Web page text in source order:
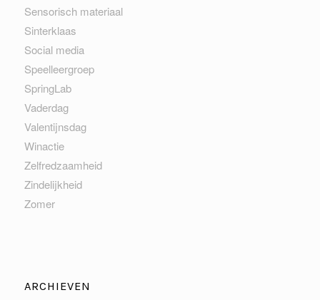
Sensorisch materiaal
Sinterklaas
Social media
Speelleergroep
SpringLab
Vaderdag
Valentijnsdag
Winactie
Zelfredzaamheid
Zindelijkheid
Zomer
ARCHIEVEN